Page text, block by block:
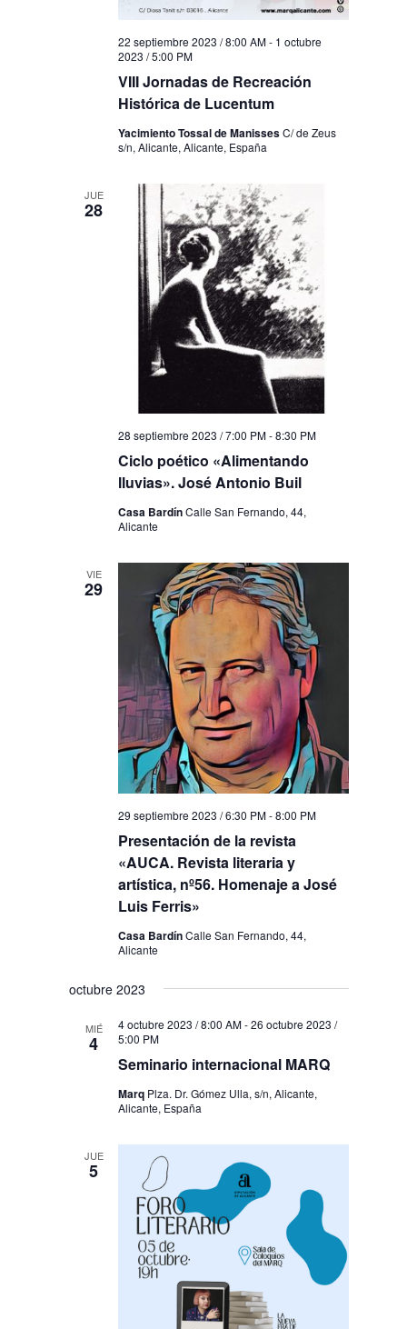
VIII Jornadas de Recreación
Histórica de Lucentum
22 septiembre 2023 / 8:00 AM- 1 octubre
2023 / 5:00 PM
Yacimiento Tossal de ManissesC/ de Zeus
s/n, Alicante, Alicante, España
JUE
28
Ciclo poético «Alimentando
lluvias». José Antonio Buil
28 septiembre 2023 / 7:00 PM-8:30 PM
Casa BardínCalle San Fernando, 44,
Alicante
VIE
29
Presentación de la revista
«AUCA. Revista literaria y
artística, nº56. Homenaje a José
Luis Ferris»
29 septiembre 2023 / 6:30 PM-8:00 PM
Casa BardínCalle San Fernando, 44,
Alicante
octubre 2023
MIÉ
4
Seminario internacional MARQ
4 octubre 2023 / 8:00 AM-26 octubre 2023 /
5:00 PM
Marq Plza. Dr. Gómez Ulla, s/n, Alicante,
Alicante, España
JUE
5